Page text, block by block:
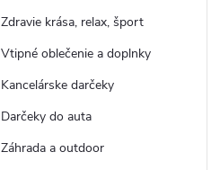
Zdravie krása, relax, šport
Vtipné oblečenie a doplnky
Kancelárske darčeky
Darčeky do auta
Záhrada a outdoor